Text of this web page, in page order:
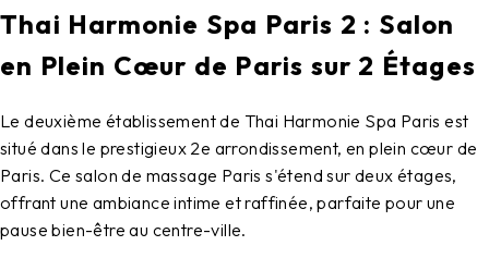
Thai Harmonie Spa Paris 2 : Salon
en Plein Cœur de Paris sur 2 Étages
Le deuxième établissement de Thai Harmonie Spa Paris est
situé dans le prestigieux 2e arrondissement, en plein cœur de
Paris. Cesalon de massage Paris s'étend sur deux étages,
offrant une ambiance intime et raffinée, parfaite pour une
pause bien-être au centre-ville.